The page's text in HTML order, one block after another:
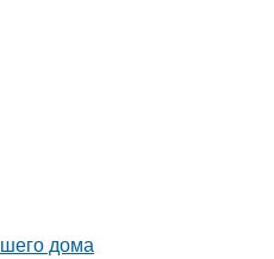
дома